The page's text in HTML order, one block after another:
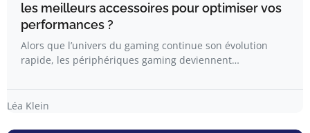
les meilleurs accessoires pour optimiser vos
performances ?
Alors que l’univers du gaming continue son évolution
rapide, les périphériques gaming deviennent…
Léa Klein